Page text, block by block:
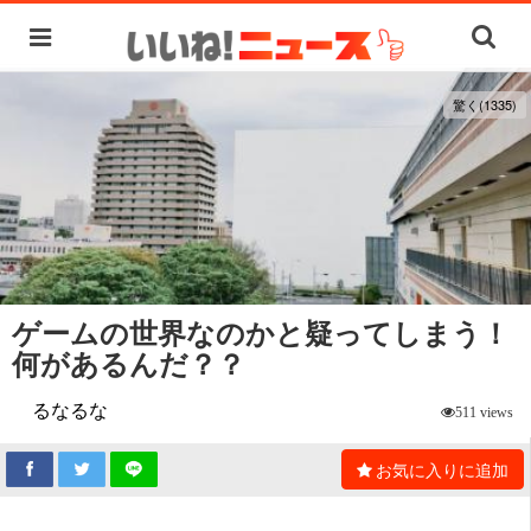
驚く(1335)
ゲームの世界なのかと疑ってしまう！
何があるんだ？？
るなるな 511 views
お気に入りに追加